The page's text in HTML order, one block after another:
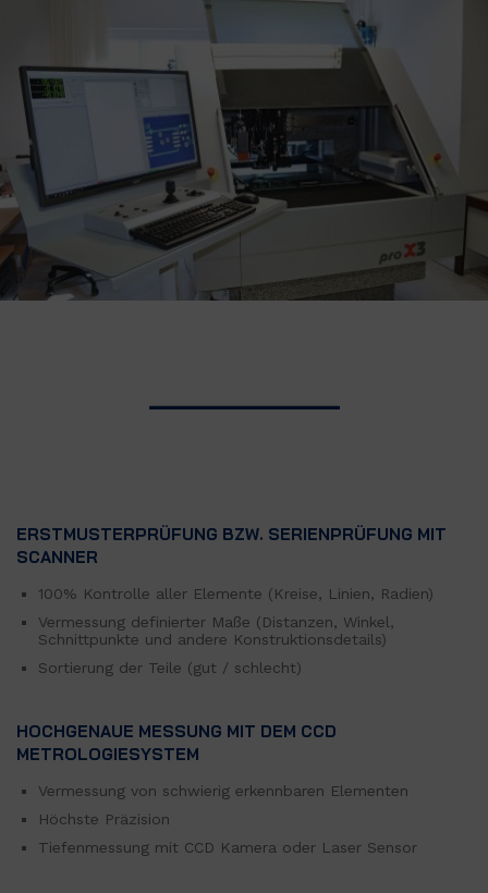
ERSTMUSTERPRÜFUNG BZW. SERIENPRÜFUNG MIT
SCANNER
100% Kontrolle aller Elemente (Kreise, Linien, Radien)
Vermessung definierter Maße (Distanzen, Winkel,
Schnittpunkte und andere Konstruktionsdetails)
Sortierung der Teile (gut / schlecht)
HOCHGENAUE MESSUNG MIT DEM CCD
METROLOGIESYSTEM
Vermessung von schwierig erkennbaren Elementen
Höchste Präzision
Tiefenmessung mit CCD Kamera oder Laser Sensor